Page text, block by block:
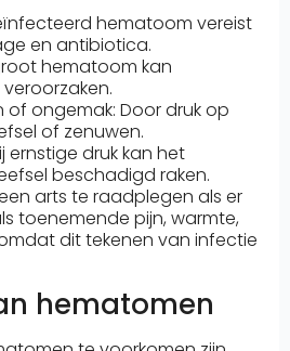
hematoom vereist
en antibiotica.
hematoom kan
of ongemak: Door druk op
of zenuwen.
ernstige druk kan het
beschadigd raken.
arts te raadplegen als er
toenemende pijn, warmte,
dit tekenen van infectie
hematomen